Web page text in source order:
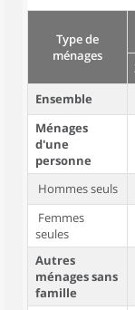
Type de
ménages
Ensemble
Ménages
d'une
personne
Hommes seuls
Femmes
seules
Autres
ménages sans
famille